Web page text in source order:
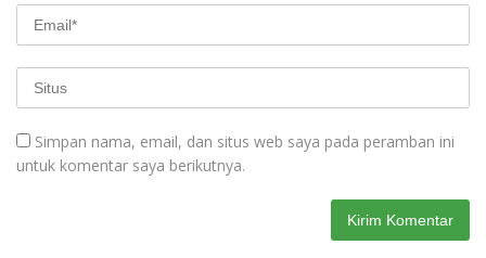
Simpan nama, email, dan situs web saya pada peramban ini
untuk komentar saya berikutnya.